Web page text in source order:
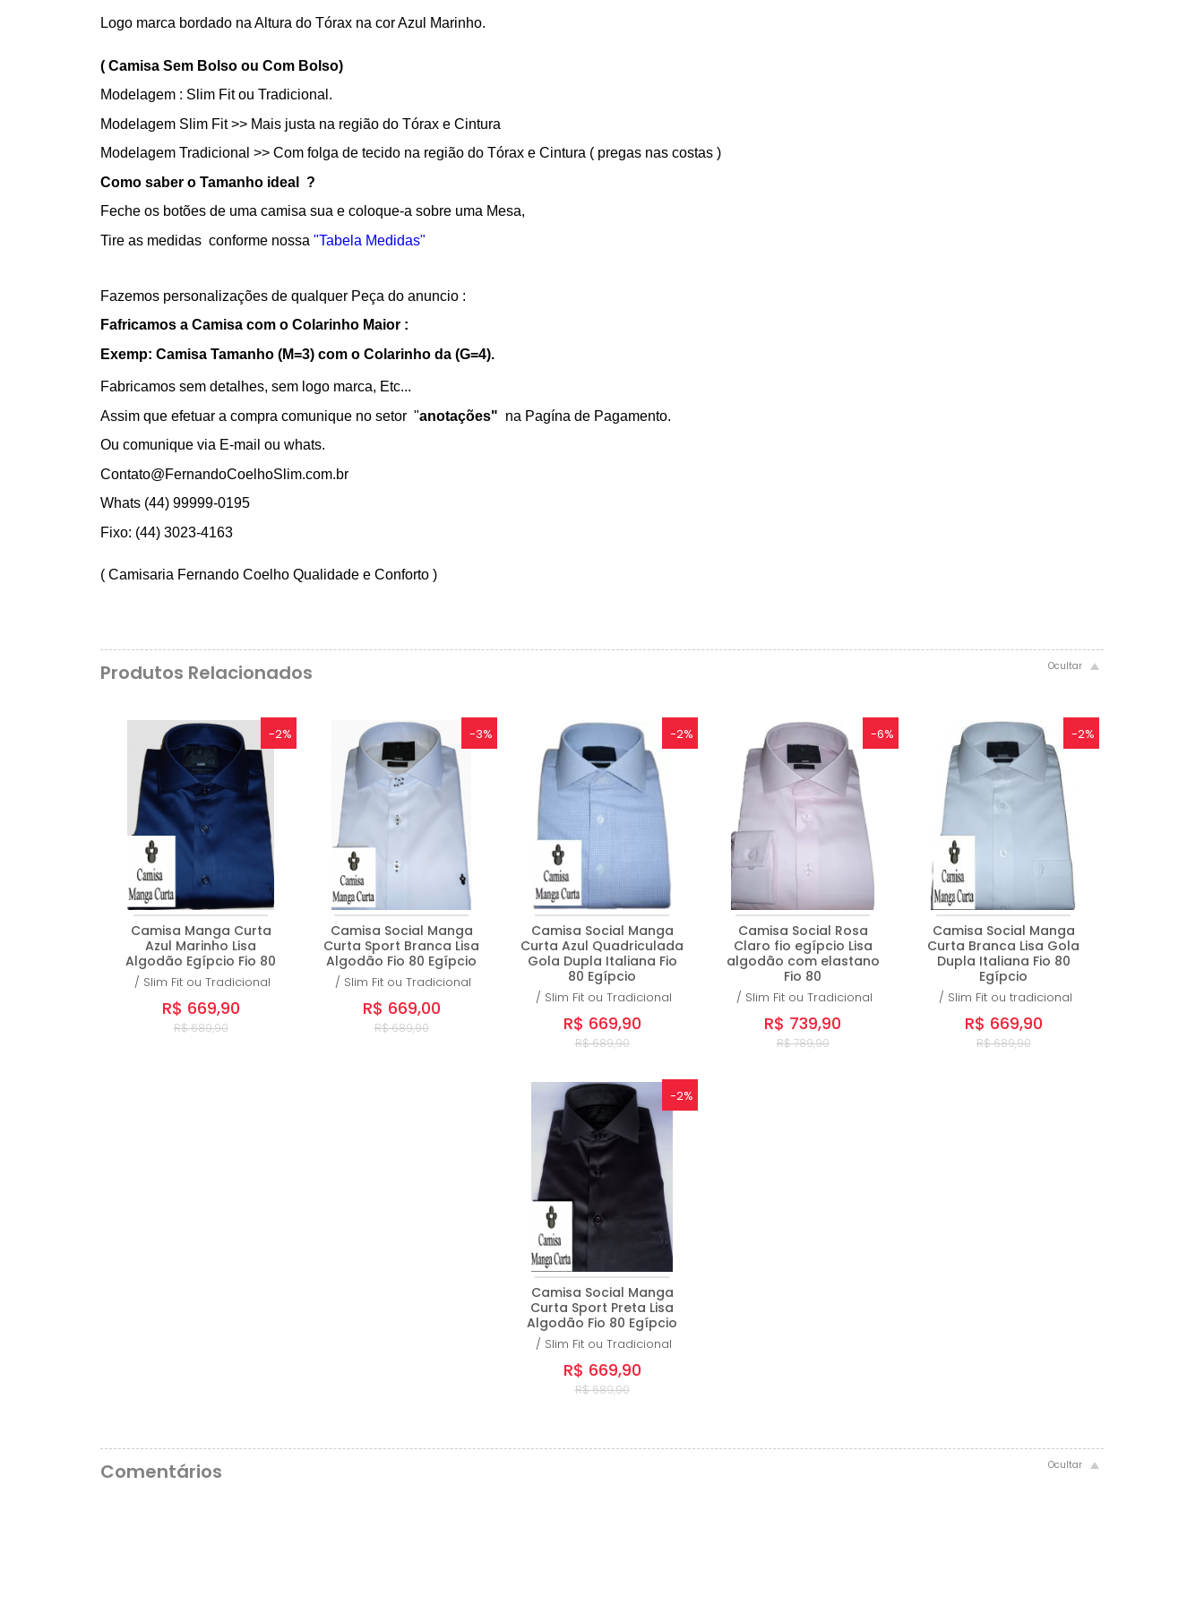
Logo marca bordado na Altura do Tórax na cor Azul Marinho.
( Camisa Sem Bolso ou Com Bolso)
Modelagem : Slim Fit ou Tradicional.
Modelagem Slim Fit >> Mais justa na região do Tórax e Cintura
Modelagem Tradicional >> Com folga de tecido na região do Tórax e Cintura ( pregas nas costas )
Como saber o Tamanho ideal ?
Feche os botões de uma camisa sua e coloque-a sobre uma Mesa,
Tire as medidas conforme nossa "Tabela Medidas"
Fazemos personalizações de qualquer Peça do anuncio :
Fafricamos a Camisa com o Colarinho Maior :
Exemp: Camisa Tamanho (M=3) com o Colarinho da (G=4).
Fabricamos sem detalhes, sem logo marca, Etc...
Assim que efetuar a compra comunique no setor "anotações" na Pagína de Pagamento.
Ou comunique via E-mail ou whats.
Contato@FernandoCoelhoSlim.com.br
Whats (44) 99999-0195
Fixo: (44) 3023-4163
( Camisaria Fernando Coelho Qualidade e Conforto )
Produtos Relacionados
-2%
Camisa Manga Curta
Azul Marinho Lisa
Algodão Egípcio Fio 80
/ Slim Fit ou Tradicional
R$ 669,90
R$ 689,90
-3%
Camisa Social Manga
Curta Sport Branca Lisa
Algodão Fio 80 Egípcio
/ Slim Fit ou Tradicional
R$ 669,00
R$ 689,90
-2%
Camisa Social Manga
Curta Azul Quadriculada
Gola Dupla Italiana Fio
80 Egípcio
/ Slim Fit ou Tradicional
R$ 669,90
R$ 689,90
-6%
Camisa Social Rosa
Claro fio egípcio Lisa
algodão com elastano
Fio 80
/ Slim Fit ou Tradicional
R$ 739,90
R$ 789,90
-2%
Camisa Social Manga
Curta Branca Lisa Gola
Dupla Italiana Fio 80
Egípcio
/ Slim Fit ou tradicional
R$ 669,90
R$ 689,90
-2%
Camisa Social Manga
Curta Sport Preta Lisa
Algodão Fio 80 Egípcio
/ Slim Fit ou Tradicional
R$ 669,90
R$ 689,90
Comentários